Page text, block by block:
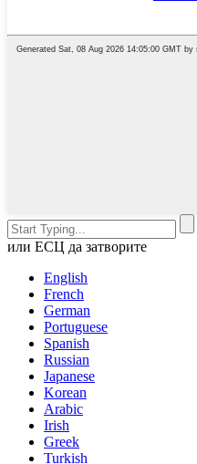
или ЕСЦ да затворите
English
French
German
Portuguese
Spanish
Russian
Japanese
Korean
Arabic
Irish
Greek
Turkish